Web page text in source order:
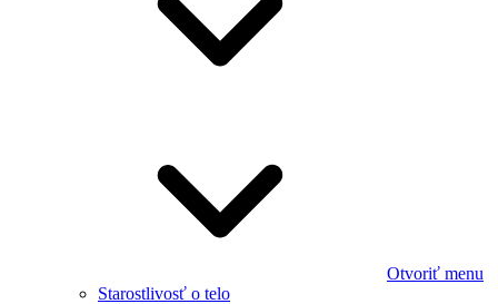
Otvoriť menu
Starostlivosť o telo